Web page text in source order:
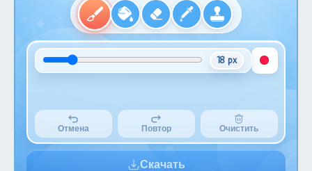
18 px
Отмена Повтор Очистить
Скачать